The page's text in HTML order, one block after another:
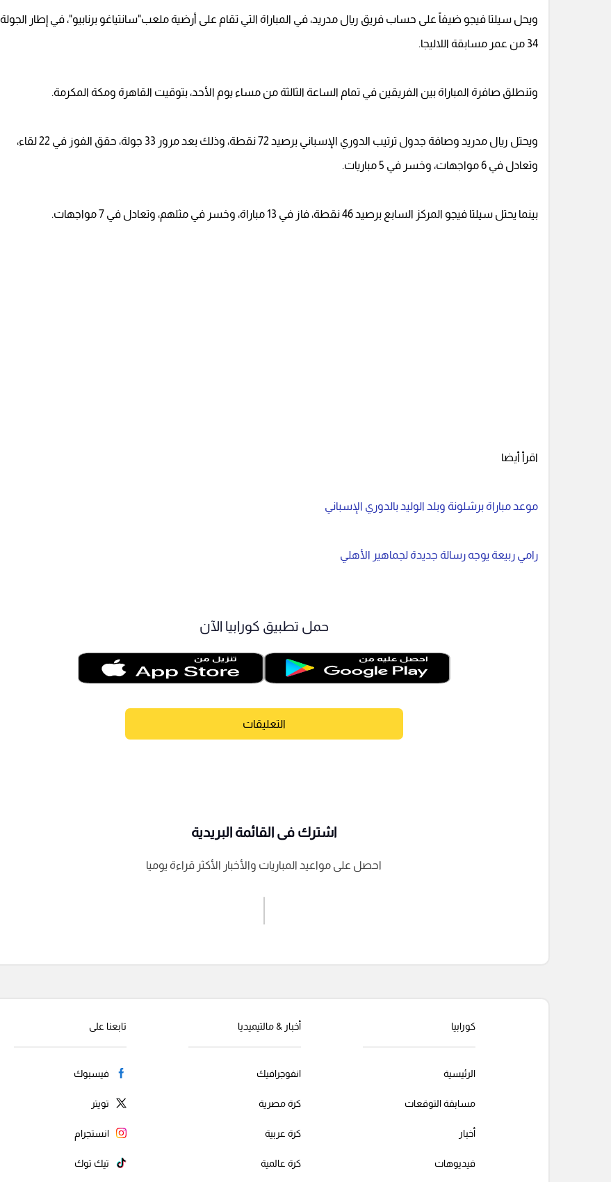
ويحل سيلتا فيجو ضيفاً على حساب فريق ريال مدريد، في المباراة التي تقام على أرضية ملعب"سانتياغو برنابيو"، في إطار الجولة
34 من عمر مسابقة اللاليجا.
وتنطلق صافرة المباراة بين الفريقين في تمام الساعة الثالثة من مساء يوم الأحد، بتوقيت القاهرة ومكة المكرمة.
ويحتل ريال مدريد وصافة جدول ترتيب الدوري الإسباني برصيد 72 نقطة، وذلك بعد مرور 33 جولة، حقق الفوز في 22 لقاء،
وتعادل في 6 مواجهات، وخسر في 5 مباريات.
بينما يحتل سيلتا فيجو المركز السابع برصيد 46 نقطة، فاز في 13 مباراة، وخسر في مثلهم، وتعادل في 7 مواجهات.
اقرأ أيضا
موعد مباراة برشلونة وبلد الوليد بالدوري الإسباني
رامي ربيعة يوجه رسالة جديدة لجماهير الأهلي
حمل تطبيق كورابيا الآن
التعليقات
إرسال تعليق
اشترك فى القائمة البريدية
احصل على مواعيد المباريات والأخبار الأكثر قراءة يوميا
كورابيا
الرئيسية
مسابقة التوقعات
أخبار
فيديوهات
أخبار & مالتيميديا
انفوجرافيك
كرة مصرية
كرة عربية
كرة عالمية
تابعنا على
فيسبوك
تويتر
انستجرام
تيك توك